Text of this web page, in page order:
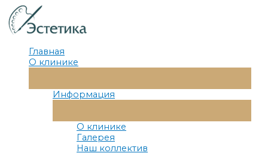
Перейти
к
содержимому
Главная
О клинике
Меню
Информация
Меню
О клинике
Галерея
Наш коллектив